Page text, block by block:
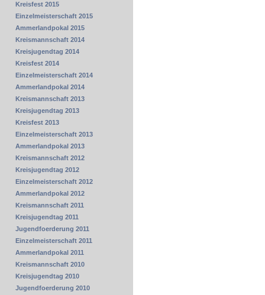
Kreisfest 2015
Einzelmeisterschaft 2015
Ammerlandpokal 2015
Kreismannschaft 2014
Kreisjugendtag 2014
Kreisfest 2014
Einzelmeisterschaft 2014
Ammerlandpokal 2014
Kreismannschaft 2013
Kreisjugendtag 2013
Kreisfest 2013
Einzelmeisterschaft 2013
Ammerlandpokal 2013
Kreismannschaft 2012
Kreisjugendtag 2012
Einzelmeisterschaft 2012
Ammerlandpokal 2012
Kreismannschaft 2011
Kreisjugendtag 2011
Jugendfoerderung 2011
Einzelmeisterschaft 2011
Ammerlandpokal 2011
Kreismannschaft 2010
Kreisjugendtag 2010
Jugendfoerderung 2010